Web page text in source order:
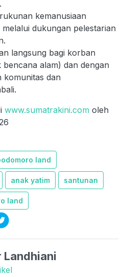
kemanusiaan
dukungan pelestarian
langsung bagi korban
alam) dan dengan
komunitas dan
www.sumatrakini.com oleh
land
anak yatim santunan
land
Landhiani